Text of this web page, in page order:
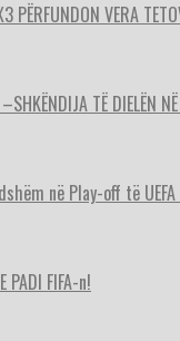
PËRFUNDON VERA
TË DIELËN
në Play-off të
PADI FIFA-n!